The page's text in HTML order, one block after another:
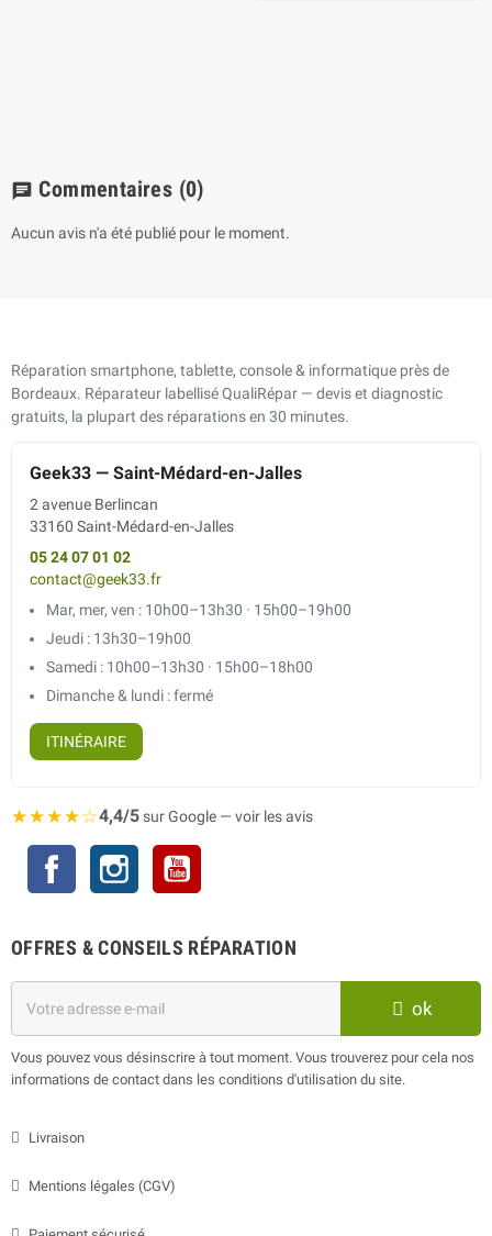
chat Commentaires (0)
Aucun avis n'a été publié pour le moment.
Réparation smartphone, tablette, console & informatique près de
Bordeaux. Réparateur labellisé QualiRépar — devis et diagnostic
gratuits, la plupart des réparations en 30 minutes.
Geek33 — Saint-Médard-en-Jalles
2 avenue Berlincan
33160 Saint-Médard-en-Jalles
05 24 07 01 02
contact@geek33.fr
Mar, mer, ven : 10h00–13h30 · 15h00–19h00
Jeudi : 13h30–19h00
Samedi : 10h00–13h30 · 15h00–18h00
Dimanche & lundi : fermé
ITINÉRAIRE
★★★★☆4,4/5sur Google — voir les avis
Facebook Instagram
OFFRES & CONSEILS RÉPARATION
ok
Vous pouvez vous désinscrire à tout moment. Vous trouverez pour cela nos
informations de contact dans les conditions d'utilisation du site.
Livraison
Mentions légales (CGV)